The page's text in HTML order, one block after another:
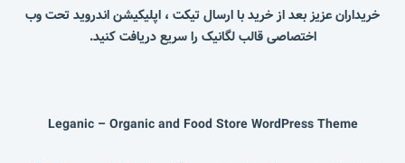
خریداران عزیز بعد از خرید با ارسال تیکت ، اپلیکیشن اندروید تحت وب
اختصاصی قالب لگانیک را سریع دریافت کنید.
Leganic – Organic and Food Store WordPress Theme